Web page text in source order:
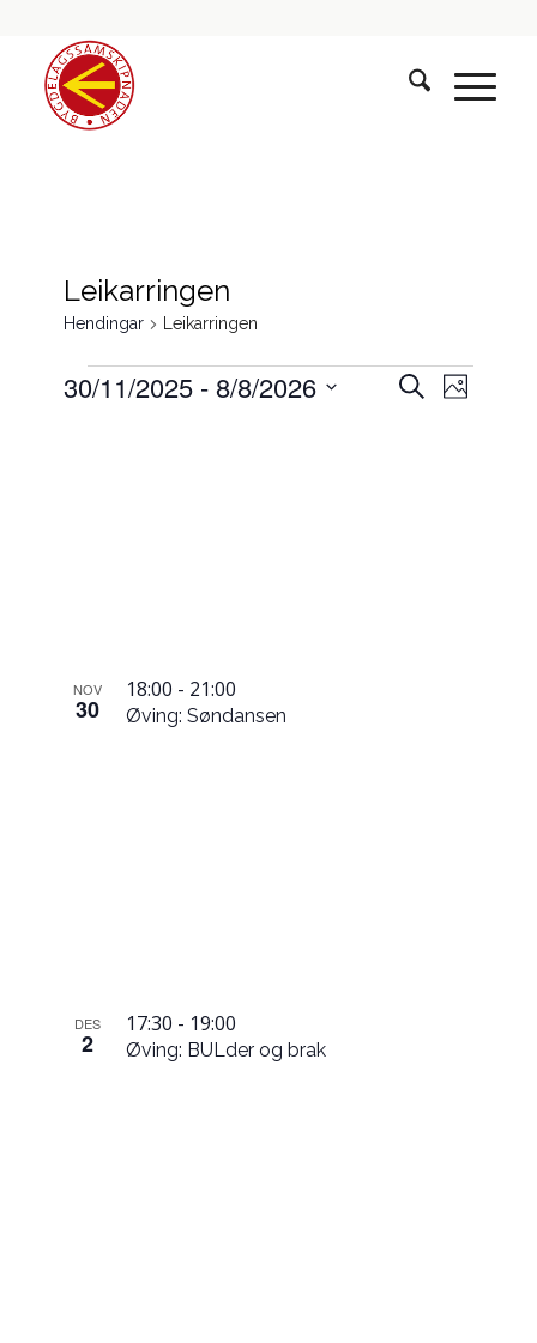
Leikarringen
Hendingar Leikarringen
Hendingar Søk
Photo
30/11/2025 - 8/8/2026
NOV
30 Øving: Søndansen
18:00 - 21:00
DES
2 Øving: BULder og brak
17:30 - 19:00